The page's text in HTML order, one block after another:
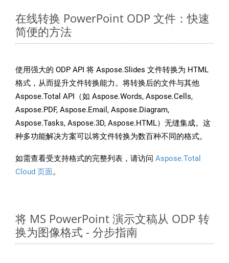
在线转换 PowerPoint ODP 文件：快速
简便的方法
使用强大的 ODP API 将 Aspose.Slides 文件转换为 HTML
格式，从而提升文件转换能力。将转换后的文件与其他
Aspose.Total API（如 Aspose.Words, Aspose.Cells,
Aspose.PDF, Aspose.Email, Aspose.Diagram,
Aspose.Tasks, Aspose.3D, Aspose.HTML）无缝集成。这
种多功能解决方案可以将文件转换为数百种不同的格式。
如需查看受支持格式的完整列表，请访问 Aspose.Total
Cloud 页面。
将 MS PowerPoint 演示文稿从 ODP 转
换为图像格式 - 分步指南